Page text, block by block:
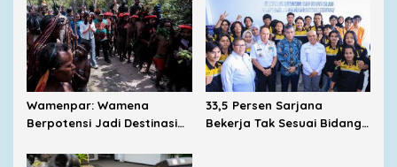
Wamenpar: Wamena
Berpotensi Jadi Destinasi
Agrowisata Unggulan
33,5 Persen Sarjana
Bekerja Tak Sesuai Bidang,